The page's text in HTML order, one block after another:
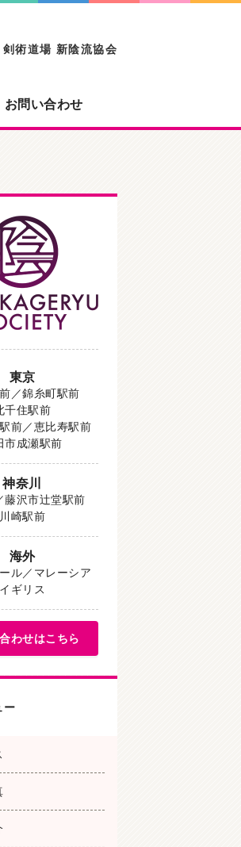
術道場 新陰流協会
お問い合わせ
東京
／錦糸町駅前
千住駅前
前／恵比寿駅前
市成瀬駅前
神奈川
藤沢市辻堂駅前
川崎駅前
海外
ル／マレーシア
イギリス
わせはこちら
ー